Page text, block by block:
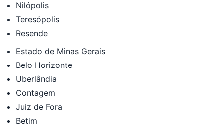
Nilópolis
Teresópolis
Resende
Estado de Minas Gerais
Belo Horizonte
Uberlândia
Contagem
Juiz de Fora
Betim